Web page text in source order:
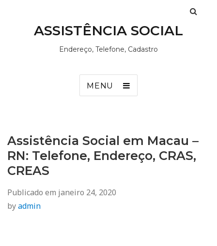
ASSISTÊNCIA SOCIAL
Endereço, Telefone, Cadastro
MENU
Assistência Social em Macau –
RN: Telefone, Endereço, CRAS,
CREAS
Publicado em janeiro 24, 2020
byadmin